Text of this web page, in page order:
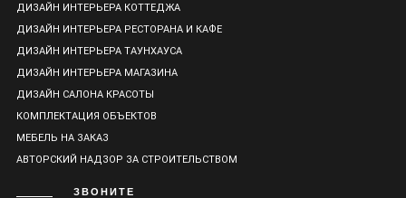
ДИЗАЙН ИНТЕРЬЕРА КОТТЕДЖА
ДИЗАЙН ИНТЕРЬЕРА РЕСТОРАНА И КАФЕ
ДИЗАЙН ИНТЕРЬЕРА ТАУНХАУСА
ДИЗАЙН ИНТЕРЬЕРА МАГАЗИНА
ДИЗАЙН САЛОНА КРАСОТЫ
КОМПЛЕКТАЦИЯ ОБЪЕКТОВ
МЕБЕЛЬ НА ЗАКАЗ
АВТОРСКИЙ НАДЗОР ЗА СТРОИТЕЛЬСТВОМ
ЗВОНИТЕ